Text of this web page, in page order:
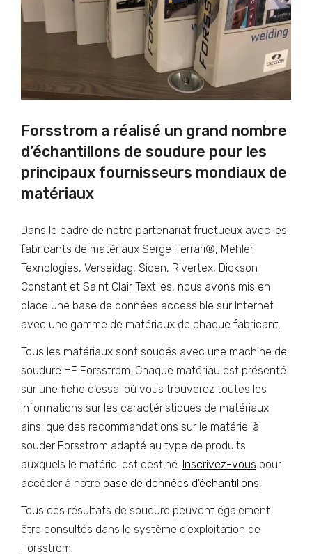
Forsstrom a réalisé un grand nombre
d’échantillons de soudure pour les
principaux fournisseurs mondiaux de
matériaux
Dans le cadre de notre partenariat fructueux avec les
fabricants de matériaux Serge Ferrari®, Mehler
Texnologies, Verseidag, Sioen, Rivertex, Dickson
Constant et Saint Clair Textiles, nous avons mis en
place une base de données accessible sur Internet
avec une gamme de matériaux de chaque fabricant.
Tous les matériaux sont soudés avec une machine de
soudure HF Forsstrom. Chaque matériau est présenté
sur une fiche d’essai où vous trouverez toutes les
informations sur les caractéristiques de matériaux
ainsi que des recommandations sur le matériel à
souder Forsstrom adapté au type de produits
auxquels le matériel est destiné. Inscrivez-vous pour
accéder à notre base de données d’échantillons.
Tous ces résultats de soudure peuvent également
être consultés dans le système d’exploitation de
Forsstrom.